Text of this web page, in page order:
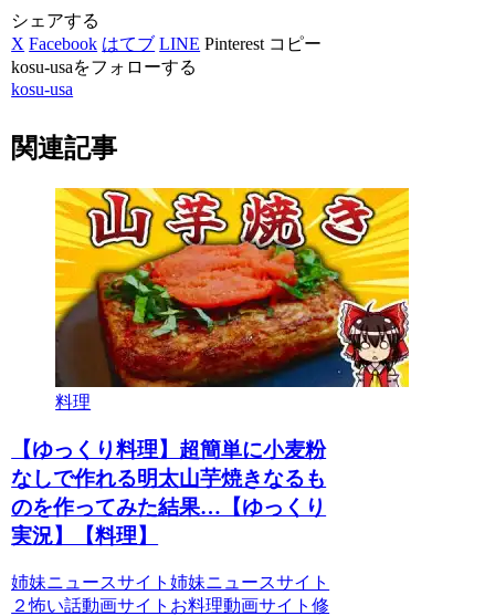
シェアする
X Facebook はてブ LINE Pinterest コピー
kosu-usaをフォローする
kosu-usa
関連記事
料理
【ゆっくり料理】超簡単に小麦粉
なしで作れる明太山芋焼きなるも
のを作ってみた結果…【ゆっくり
実況】【料理】
姉妹ニュースサイト姉妹ニュースサイト
２怖い話動画サイトお料理動画サイト修